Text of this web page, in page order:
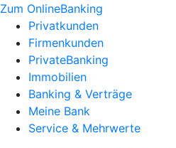
Zum OnlineBanking
Privatkunden
Firmenkunden
PrivateBanking
Immobilien
Banking & Verträge
Meine Bank
Service & Mehrwerte